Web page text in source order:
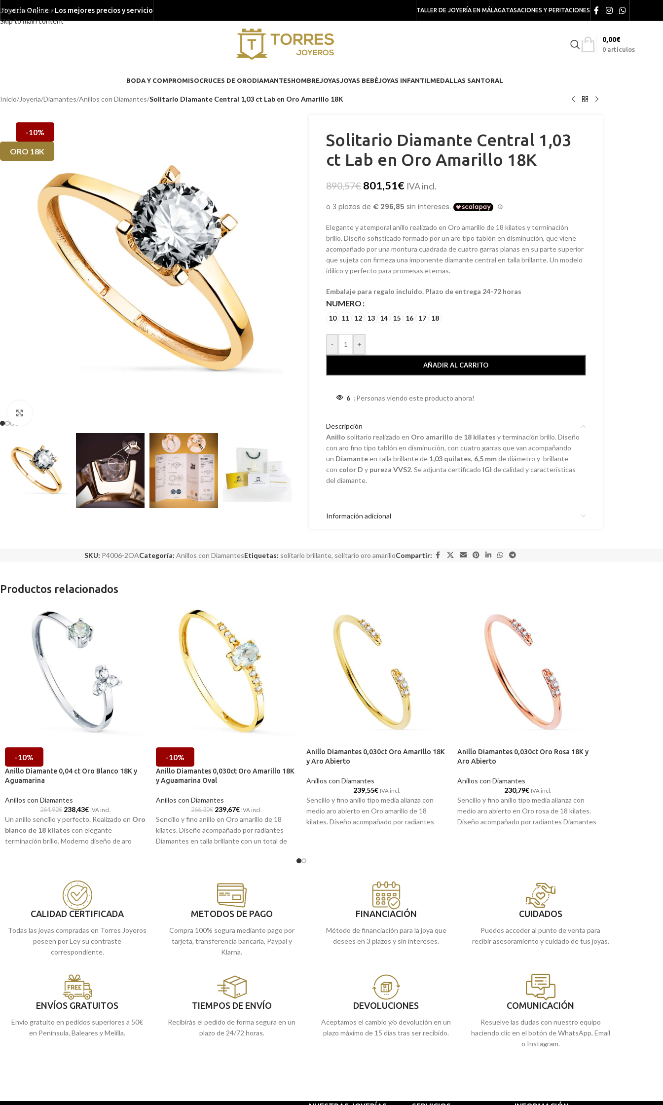
Skip to navigation
Skip to main content
Joyeria Online - Los mejores precios y servicio TALLER DE JOYERÍA EN MÁLAGATASACIONES Y PERITACIONES
0 artículos
0,00€
BODA Y COMPROMISOCRUCES DE ORODIAMANTESHOMBREJOYASJOYAS BEBÉJOYAS INFANTILMEDALLAS SANTORAL
Inicio/Joyería/Diamantes/Anillos con Diamantes/Solitario Diamante Central 1,03 ct Lab en Oro Amarillo 18K
-10%
ORO 18K
Solitario Diamante Central 1,03
ct Lab en Oro Amarillo 18K
890,57€ 801,51€ IVA incl.
Elegante y atemporal anillo realizado en Oro amarillo de 18 kilates y terminación
brillo. Diseño sofisticado formado por un aro tipo tablón en disminución, que viene
acompañado por una montura cuadrada de cuatro garras planas en su parte superior
que sujeta con firmeza una imponente diamante central en talla brillante. Un modelo
idílico y perfecto para promesas eternas.
Embalaje para regalo incluido. Plazo de entrega 24-72 horas
NUMERO
10 11 12 13 14 15 16 17 18
- +
AÑADIR AL CARRITO
6 ¡Personas viendo este producto ahora!
Descripción
Anillo solitario realizado en Oro amarillo de 18 kilates y terminación brillo. Diseño
con aro fino tipo tablón en disminución, con cuatro garras que van acompañando
un Diamanteen talla brillante de 1,03 quilates, 6,5 mmde diámetro y brillante
con color D y pureza VVS2. Se adjunta certificado IGI de calidad y características
del diamante.
Información adicional
SKU: P4006-2OACategoría: Anillos con DiamantesEtiquetas: solitario brillante, solitario oro amarilloCompartir:
Productos relacionados
-10%
Anillo Diamante 0,04 ct Oro Blanco 18K y
Aguamarina
Anillos con Diamantes
264,92€ 238,43€ IVA incl.
Un anillo sencillo y perfecto. Realizado en Oro
blanco de 18 kilates con elegante
terminación brillo. Moderno diseño de aro
Diamantesen talla brillante,
por un total de 0,045 ct, con calidad SI y color
-10%
Anillo Diamantes 0,030ct Oro Amarillo 18K
y Aguamarina Oval
Anillos con Diamantes
266,30€ 239,67€ IVA incl.
Sencillo y fino anillo en Oro amarillo de 18
kilates. Diseño acompañado por radiantes
Diamantes en talla brillante con un total de
Anillo Diamantes 0,030ct Oro Amarillo 18K
y Aro Abierto
Anillos con Diamantes
239,55€ IVA incl.
Sencillo y fino anillo tipo media alianza con
medio aro abierto en Oro amarillo de 18
kilates. Diseño acompañado por radiantes
Anillo Diamantes 0,030ct Oro Rosa 18K y
Aro Abierto
Anillos con Diamantes
230,79€ IVA incl.
Sencillo y fino anillo tipo media alianza con
medio aro abierto en Oro rosa de 18 kilates.
Diseño acompañado por radiantes Diamantes
CALIDAD CERTIFICADA
Todas las joyas compradas en Torres Joyeros
poseen por Ley su contraste
correspondiente.
METODOS DE PAGO
Compra 100% segura mediante pago por
tarjeta, transferencia bancaria, Paypal y
Klarna.
FINANCIACIÓN
Método de financiación para la joya que
desees en 3 plazos y sin intereses.
CUIDADOS
Puedes acceder al punto de venta para
recibir asesoramiento y cuidado de tus joyas.
ENVÍOS GRATUITOS
Envío gratuito en pedidos superiores a 50€
en Península, Baleares y Melilla.
TIEMPOS DE ENVÍO
Recibirás el pedido de forma segura en un
plazo de 24/72 horas.
DEVOLUCIONES
Aceptamos el cambio y/o devolución en un
plazo máximo de 15 días tras ser recibido.
COMUNICACIÓN
Resuelve las dudas con nuestro equipo
haciendo clic en el botón de WhatsApp, Email
o Instagram.